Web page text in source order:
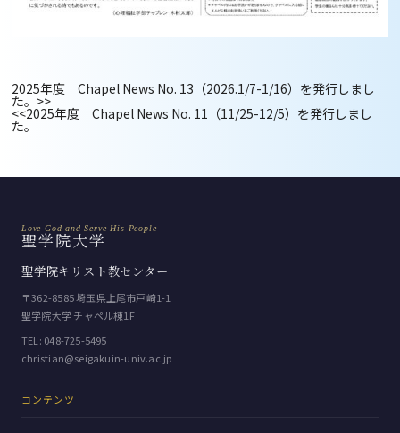
2025年度 Chapel News No. 13（2026.1/7-1/16）を発行しまし
た。 >>
<<2025年度 Chapel News No. 11（11/25-12/5）を発行しまし
た。
Love God and Serve His People
聖学院大学
聖学院キリスト教センター
〒362-8585 埼玉県上尾市戸崎1-1
聖学院大学 チャペル棟1F
TEL: 048-725-5495
christian@seigakuin-univ.ac.jp
コンテンツ